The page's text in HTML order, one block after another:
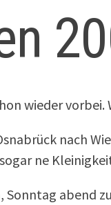
wieder
nach
ne
abend